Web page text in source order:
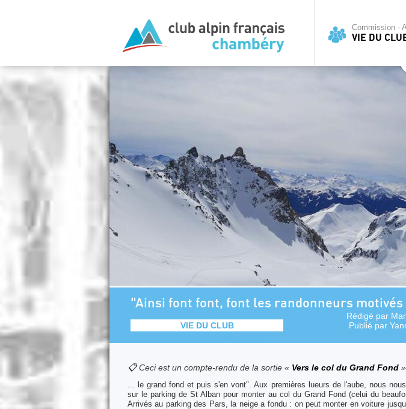
Commission -
VIE DU
"Ainsi font font, font les randonneurs motivés
VIE DU CLUB
Rédigé par
Publié par
📋 Ceci est un compte-rendu de la sortie « Vers le col du Grand Fond »
... le grand fond et puis s'en vont". Aux premières lueurs de l'aube, nous
sur le parking de St Alban pour monter au col du Grand Fond (celui du
Arrivés au parking des Pars, la neige a fondu : on peut monter en voiture